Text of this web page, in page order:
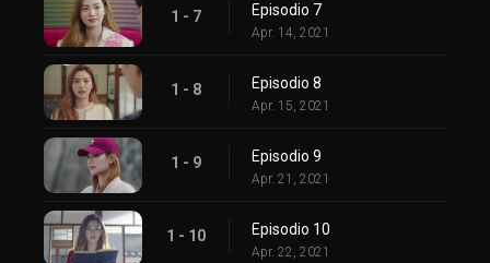
1 - 7 Episodio 7
Apr. 14, 2021
1 - 8 Episodio 8
Apr. 15, 2021
1 - 9 Episodio 9
Apr. 21, 2021
1 - 10 Episodio 10
Apr. 22, 2021